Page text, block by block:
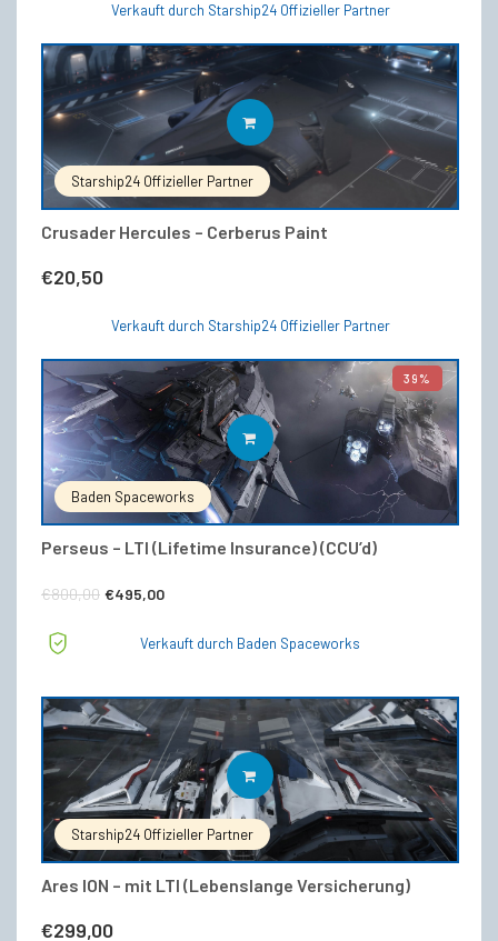
Verkauft durch Starship24 Offizieller Partner
Starship24 Offizieller Partner
Crusader Hercules – Cerberus Paint
€20,50
IN DEN WARENKORB
Verkauft durch Starship24 Offizieller Partner
39%
Baden Spaceworks
Perseus – LTI (Lifetime Insurance) (CCU’d)
€800,00 Ursprünglicher
€800,00
€495,00
€495,00.
IN DEN WARENKORB
Verkauft durch Baden Spaceworks
Starship24 Offizieller Partner
Ares ION – mit LTI (Lebenslange Versicherung)
€299,00
IN DEN WARENKORB